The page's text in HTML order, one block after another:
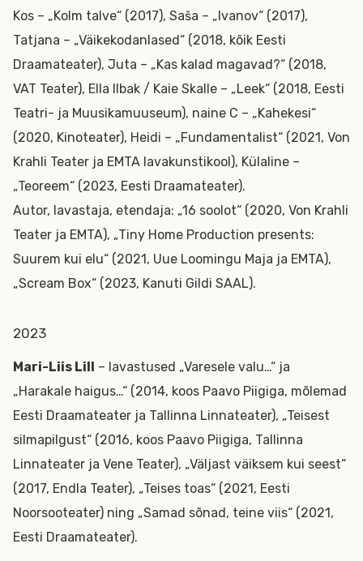
Kos – „Kolm talve“ (2017), Saša – „Ivanov“ (2017),
Tatjana – „Väikekodanlased“ (2018, kõik Eesti
Draamateater), Juta – „Kas kalad magavad?“ (2018,
VAT Teater), Ella Ilbak / Kaie Skalle – „Leek“ (2018, Eesti
Teatri- ja Muusikamuuseum), naine C – „Kahekesi“
(2020, Kinoteater), Heidi – „Fundamentalist“ (2021, Von
Krahli Teater ja EMTA lavakunstikool), Külaline –
„Teoreem“ (2023, Eesti Draamateater).
Autor, lavastaja, etendaja: „16 soolot“ (2020, Von Krahli
Teater ja EMTA), „Tiny Home Production presents:
Suurem kui elu“ (2021, Uue Loomingu Maja ja EMTA),
„Scream Box“ (2023, Kanuti Gildi SAAL).
2023
Mari-Liis Lill – lavastused „Varesele valu…“ ja
„Harakale haigus…“ (2014, koos Paavo Piigiga, mõlemad
Eesti Draamateater ja Tallinna Linnateater), „Teisest
silmapilgust“ (2016, koos Paavo Piigiga, Tallinna
Linnateater ja Vene Teater), „Väljast väiksem kui seest“
(2017, Endla Teater), „Teises toas“ (2021, Eesti
Noorsooteater) ning „Samad sõnad, teine viis“ (2021,
Eesti Draamateater).